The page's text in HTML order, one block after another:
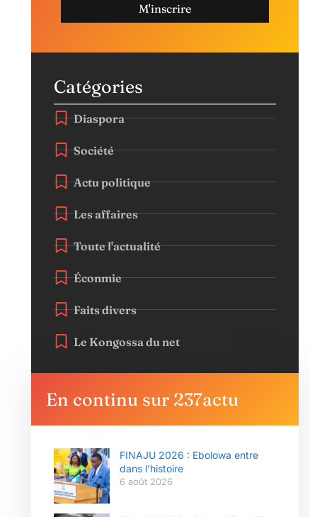
M'inscrire
Catégories
Diaspora
Société
Actu politique
Les affaires
Toute l'actualité
Éconmie
Faits divers
Le Kongossa du net
En continu sur 237actu
FINAJU 2026 : Ebolowa entre
dans l’histoire
6 août 2026